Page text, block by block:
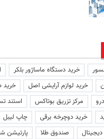
خرید دستگاه ماساژور بلکر
خرید لوازم آرایشی اصل
خرید
مرکز تزریق بوتاکس استند
خرید دوچرخه برقی چاپ لیبل
صندوق طلا
پارتیشن